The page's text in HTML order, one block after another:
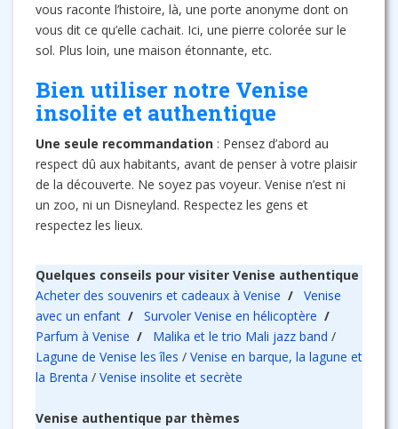
vous raconte l’histoire, là, une porte anonyme dont on
vous dit ce qu’elle cachait. Ici, une pierre colorée sur le
sol. Plus loin, une maison étonnante, etc.
Bien utiliser notre Venise
insolite et authentique
Une seule recommandation : Pensez d’abord au
respect dû aux habitants, avant de penser à votre plaisir
de la découverte. Ne soyez pas voyeur. Venise n’est ni
un zoo, ni un Disneyland. Respectez les gens et
respectez les lieux.
Quelques conseils pour visiter Venise authentique
Acheter des souvenirs et cadeaux à Venise /
Venise
avec un enfant / Survoler Venise en hélicoptère /
Parfum à Venise / Malika et le trio Mali jazz band /
Lagune de Venise les îles / Venise en barque, la lagune et
la Brenta / Venise insolite et secrète
Venise authentique par thèmes